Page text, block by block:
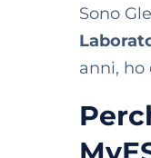
Sono
anni, ho